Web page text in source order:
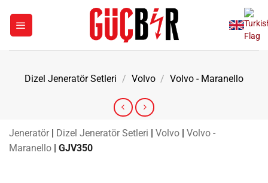
Dizel Jeneratör Setleri / Volvo / Volvo - Maranello
Jeneratör | Dizel Jeneratör Setleri | Volvo | Volvo -
Maranello | GJV350